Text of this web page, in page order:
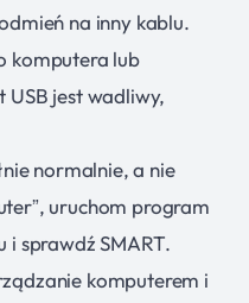
na inny kablu.
komputera lub
jest wadliwy,
normalnie, a nie
uruchom program
i sprawdź SMART.
komputerem i